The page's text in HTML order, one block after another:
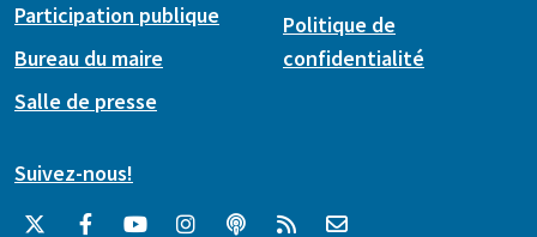
Participation publique
Bureau du maire
Salle de presse
Politique de
confidentialité
Suivez-nous!